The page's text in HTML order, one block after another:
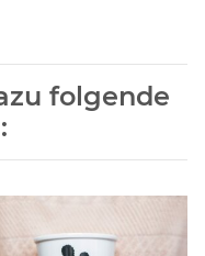
folgende